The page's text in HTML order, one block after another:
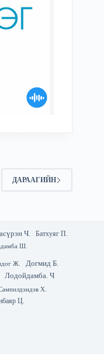
ДАРААГИЙН
Ч. Батхуяг П.
Ш.
Ж.
Догмид Б.
Лодойдамба. Ч
Х.
Ц.